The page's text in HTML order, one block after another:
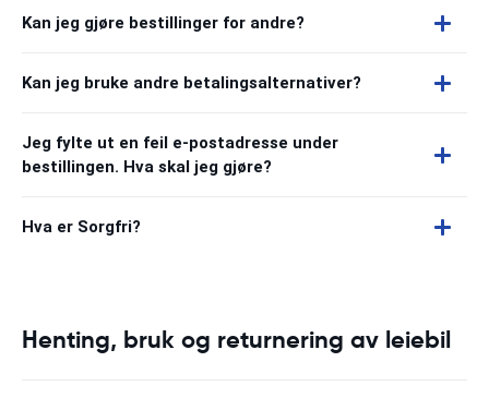
Kan jeg gjøre bestillinger for andre?
Kan jeg bruke andre betalingsalternativer?
Jeg fylte ut en feil e-postadresse under
bestillingen. Hva skal jeg gjøre?
Hva er Sorgfri?
Henting, bruk og returnering av leiebil